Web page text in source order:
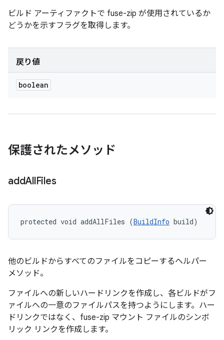
ビルド アーティファクトで fuse-zip が使用されているか
どうかを示すフラグを取得します。
戻り値
boolean
保護されたメソッド
addAllFiles
protected void addAllFiles (BuildInfo build)
他のビルドからすべてのファイルをコピーするヘルパー
メソッド。
ファイルへの新しいハードリンクを作成し、各ビルドがフ
ァイルへの一意のファイルパスを持つようにします。ハー
ドリンクではなく、fuse-zip マウント ファイルのシンボ
リック リンクを作成します。